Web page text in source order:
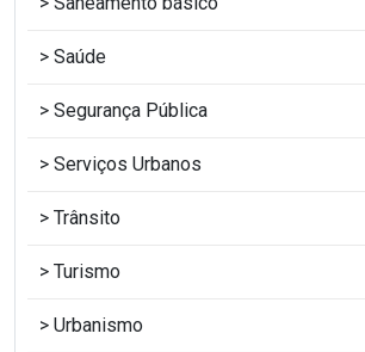
Saúde
Segurança Pública
Serviços Urbanos
Trânsito
Turismo
Urbanismo